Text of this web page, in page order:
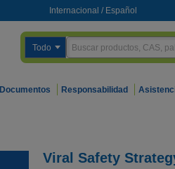
Internacional / Español
Todo
Documentos Responsabilidad
Viral Safety